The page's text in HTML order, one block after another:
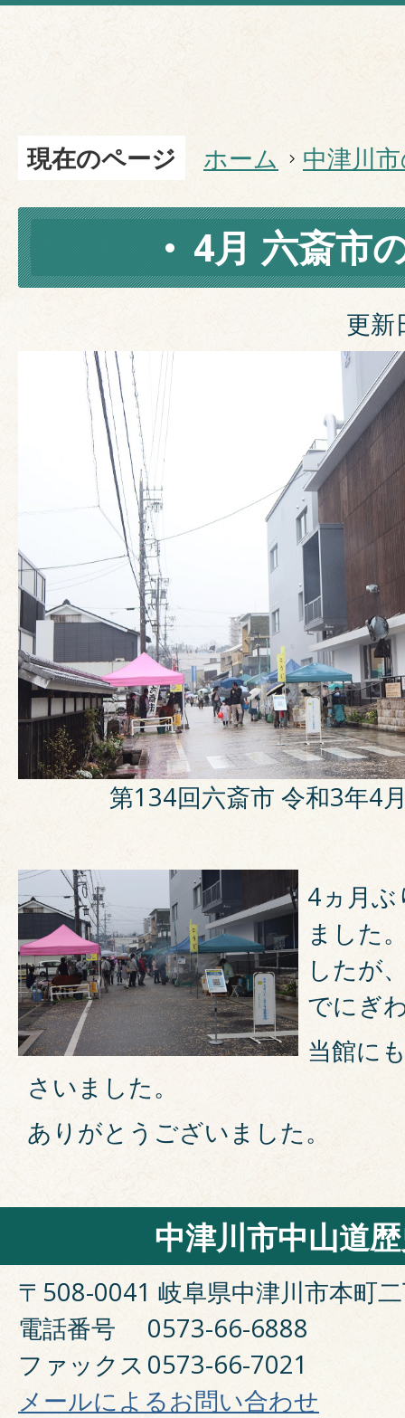
現在のページ ホーム 中津川
4月 六斎市
更新
第134回六斎市 令和3年4
4ヵ月ぶ
ました
したが
でにぎ
当館に
さいました。
ありがとうございました。
中津川市中山道
〒508-0041 岐阜県中津川市本町
電話番号
0573-66-6888
ファックス 0573-66-7021
メールによるお問い合わせ